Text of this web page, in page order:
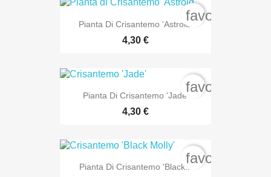
Pianta Di Crisantemo 'Astroid'
4,30 €
Pianta Di Crisantemo 'Jade'
4,30 €
Pianta Di Crisantemo 'Black...